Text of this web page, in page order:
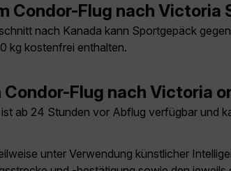
Condor-Flug nach
nach Kanada kann Sportgepäck
kg kostenfrei enthalten.
Condor-Flug nach Victoria
ist ab 24 Stunden vor Abflug verfügbar und
unter Verwendung künstlicher